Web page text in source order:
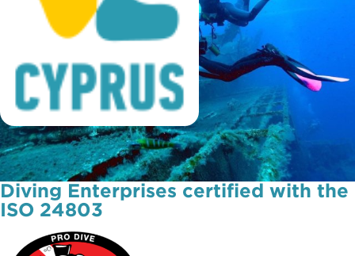
Diving Enterprises certified with the
ISO 24803